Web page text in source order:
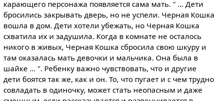
карающего персонажа появляется сама мать. " ... Дети
бросились закрывать дверь, но не успели. Черная Кошка
вошла в дом. Дети хотели убежать, но Черная Кошка
схватила их и задушила. Когда в комнате не осталось
никого в живых, Черная Кошка сбросила свою шкуру и
там оказалась мать девочки и мальчика. Она была в
шайке ... ". Ребенку важно чувствовать, что и другие
дети боятся так же, как и он. То, что пугает и с чем трудно
совладать в одиночку, может стать неопасным и даже